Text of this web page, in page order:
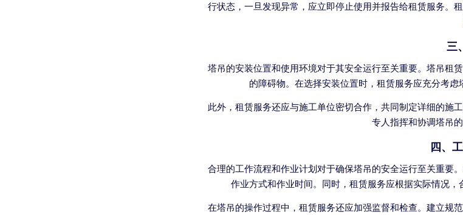
行状态，一旦发现异常，应立即停止使用并报告给租赁服务。
三
塔吊的安装位置和使用环境对于其安全运行至关重要。塔吊租
的障碍物。在选择安装位置时，租赁服务应充分考
此外，租赁服务还应与施工单位密切合作，共同制定详细的施
专人指挥和协调塔吊
四、
合理的工作流程和作业计划对于确保塔吊的安全运行至关重要
作业方式和作业时间。同时，租赁服务应根据实际情况
在塔吊的操作过程中，租赁服务还应加强监督和检查。建立规